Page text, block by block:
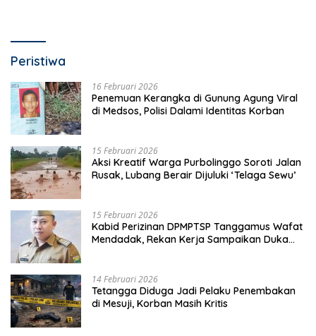
Peristiwa
16 Februari 2026
Penemuan Kerangka di Gunung Agung Viral
di Medsos, Polisi Dalami Identitas Korban
15 Februari 2026
Aksi Kreatif Warga Purbolinggo Soroti Jalan
Rusak, Lubang Berair Dijuluki ‘Telaga Sewu’
15 Februari 2026
Kabid Perizinan DPMPTSP Tanggamus Wafat
Mendadak, Rekan Kerja Sampaikan Duka
14 Februari 2026
Tetangga Diduga Jadi Pelaku Penembakan
di Mesuji, Korban Masih Kritis